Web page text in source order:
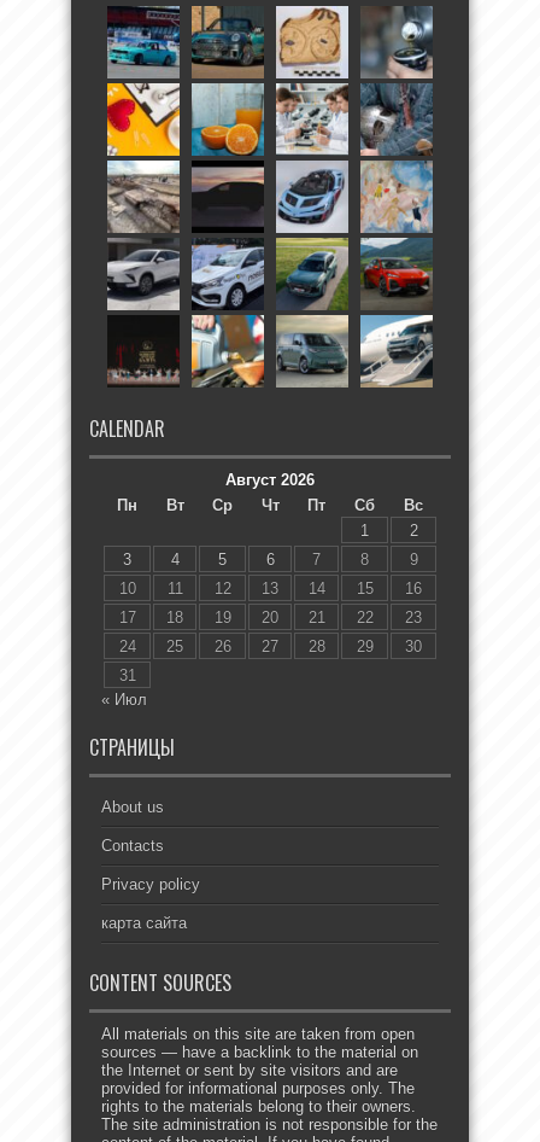
CALENDAR
Август 2026
Пн
Вт Ср Чт Пт Сб
Вс
1
2
3
4 5 6 7 8
9
10
11 12 13 14 15
16
17
18 19 20 21 22
23
24
25 26 27 28 29
30
31
« Июл
СТРАНИЦЫ
About us
Contacts
Privacy policy
карта сайта
CONTENT SOURCES
All materials on this site are taken from open
sources — have a backlink to the material on
the Internet or sent by site visitors and are
provided for informational purposes only. The
rights to the materials belong to their owners.
The site administration is not responsible for the